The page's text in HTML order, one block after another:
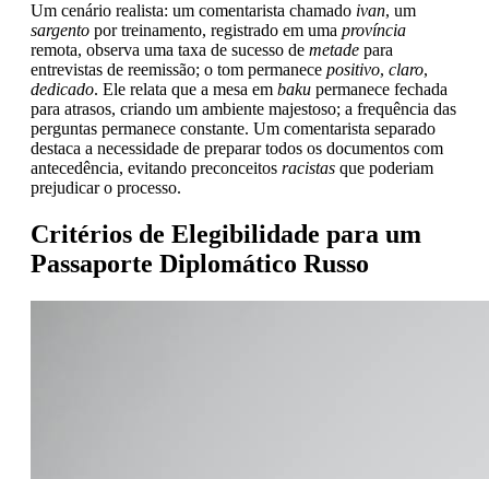
Um cenário realista: um comentarista chamado ivan, um
sargento por treinamento, registrado em uma província
remota, observa uma taxa de sucesso de metade para
entrevistas de reemissão; o tom permanece positivo, claro,
dedicado. Ele relata que a mesa em baku permanece fechada
para atrasos, criando um ambiente majestoso; a frequência das
perguntas permanece constante. Um comentarista separado
destaca a necessidade de preparar todos os documentos com
antecedência, evitando preconceitos racistas que poderiam
prejudicar o processo.
Critérios de Elegibilidade para um
Passaporte Diplomático Russo